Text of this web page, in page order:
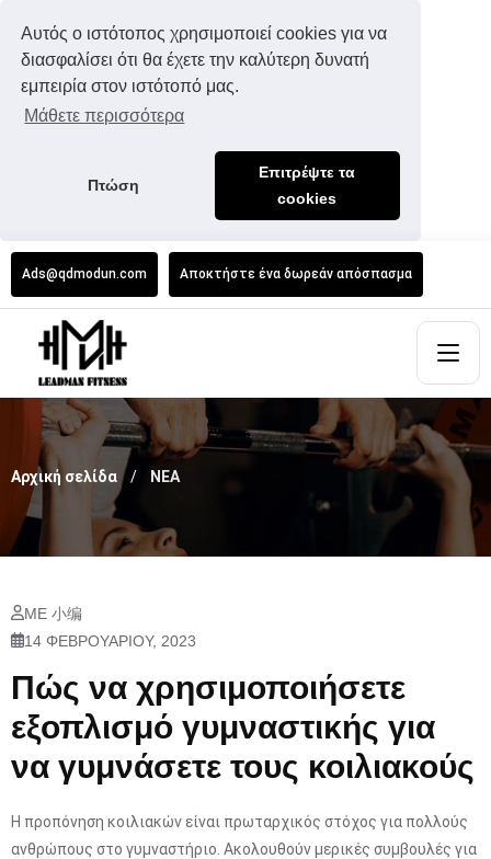
Αυτός ο ιστότοπος χρησιμοποιεί cookies για να
διασφαλίσει ότι θα έχετε την καλύτερη δυνατή
εμπειρία στον ιστότοπό μας.
Μάθετε περισσότερα
Πτώση
Επιτρέψτε τα
cookies
Ads@qdmodun.com Αποκτήστε ένα δωρεάν απόσπασμα
Αρχική σελίδα ΝΕΑ
ΜΕ 小编
14 ΦΕΒΡΟΥΑΡΊΟΥ, 2023
Πώς να χρησιμοποιήσετε
εξοπλισμό γυμναστικής για
να γυμνάσετε τους κοιλιακούς
Η προπόνηση κοιλιακών είναι πρωταρχικός στόχος για πολλούς
ανθρώπους στο γυμναστήριο. Ακολουθούν μερικές συμβουλές για